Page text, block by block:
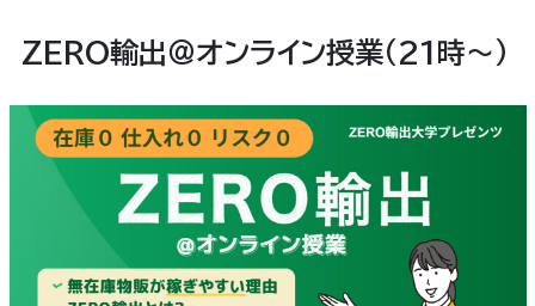
ZERO輸出＠オンライン授業（21時～）